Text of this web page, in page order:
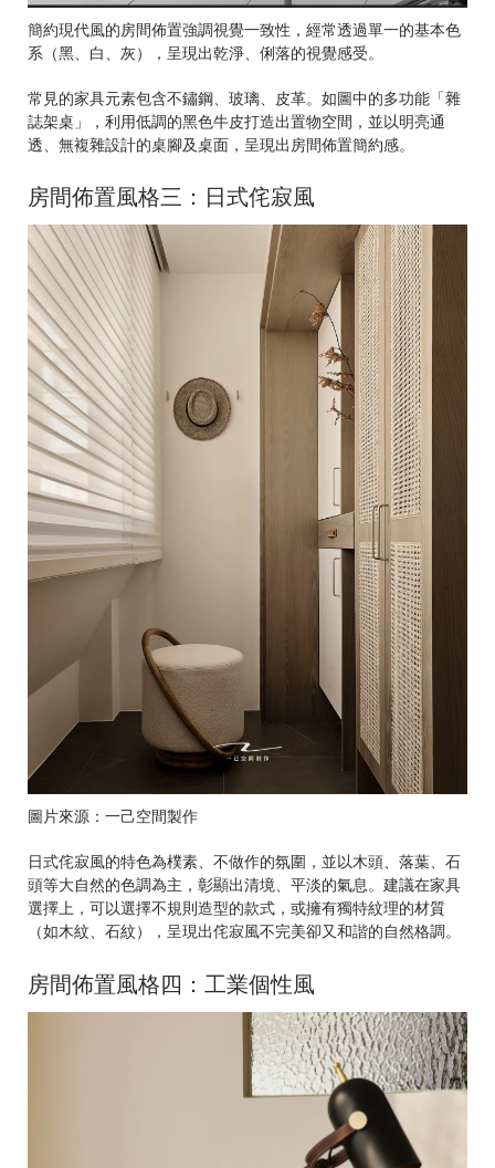
簡約現代風的房間佈置強調視覺一致性，經常透過單一的基本色
系（黑、白、灰），呈現出乾淨、俐落的視覺感受。
常見的家具元素包含不鏽鋼、玻璃、皮革。如圖中的多功能「雜
誌架桌」，利用低調的黑色牛皮打造出置物空間，並以明亮通
透、無複雜設計的桌腳及桌面，呈現出房間佈置簡約感。
房間佈置風格三：日式侘寂風
圖片來源：一己空間製作
日式侘寂風的特色為樸素、不做作的氛圍，並以木頭、落葉、石
頭等大自然的色調為主，彰顯出清境、平淡的氣息。建議在家具
選擇上，可以選擇不規則造型的款式，或擁有獨特紋理的材質
（如木紋、石紋），呈現出侘寂風不完美卻又和諧的自然格調。
房間佈置風格四：工業個性風